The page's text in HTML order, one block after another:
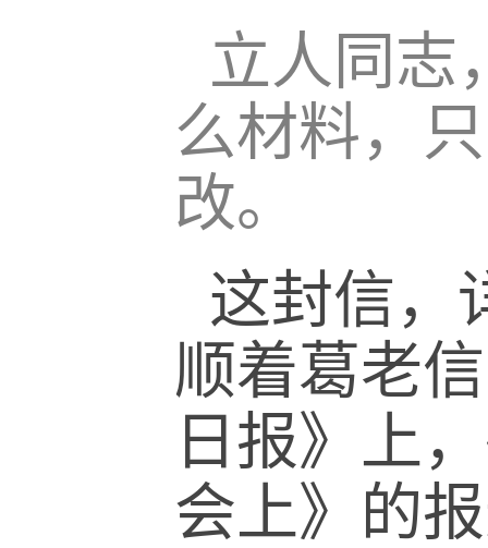
立人同志
么材料，
改。
这封信，
顺着葛老
日报》上
会上》的